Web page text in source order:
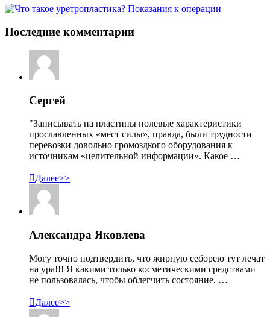
Последние комментарии
Сергей
"Записывать на пластины полевые характеристики
прославленных «мест силы», правда, были трудности
перевозки довольно громоздкого оборудования к
источникам «целительной информации». Какое …
Далее>>
Александра Яковлева
Могу точно подтвердить, что жирную себорею тут лечат
на ура!!! Я какими только косметическими средствами
не пользовалась, чтобы облегчить состояние, …
Далее>>